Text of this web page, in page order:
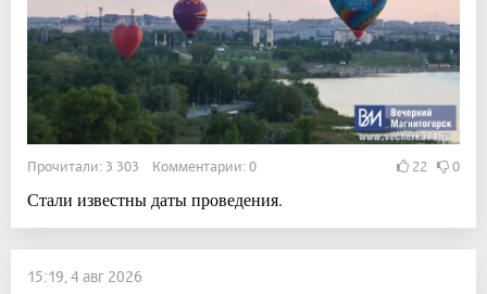
Прочитали: 3 303 Комментарии: 0 22 0
Стали известны даты проведения.
15:19, 4 авг 2026